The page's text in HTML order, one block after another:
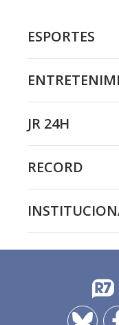
ESPORTES
JR 24H
RECORD